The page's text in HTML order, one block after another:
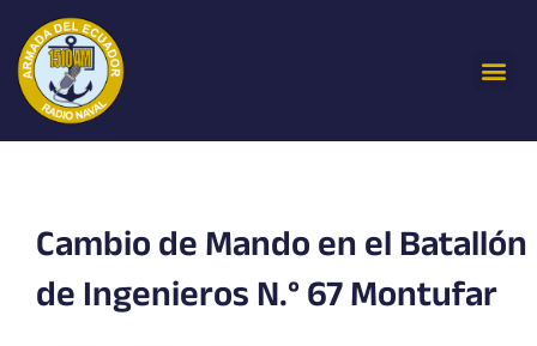
contenido
Cambio de Mando en el Batallón
de Ingenieros N.° 67 Montufar